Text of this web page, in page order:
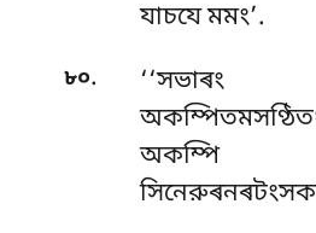
যাচযে মমং’.
৮০.
‘‘সভাৰং
অকম্পি